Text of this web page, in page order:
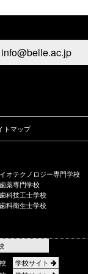
info@belle.ac.jp
トマップ
オテクノロジー専門学校
薬専門学校
科技工士学校
科衛生士学校
学校サイト